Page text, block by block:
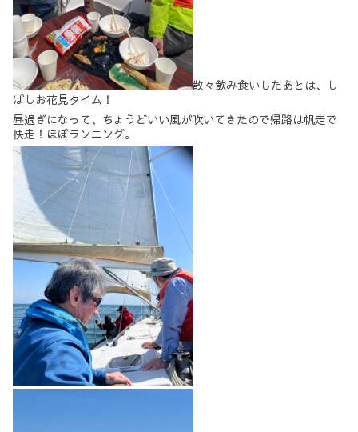
散々飲み食いしたあとは、し
ばしお花見タイム！
昼過ぎになって、ちょうどいい風が吹いてきたので帰路は帆走で
快走！ほぼランニング。